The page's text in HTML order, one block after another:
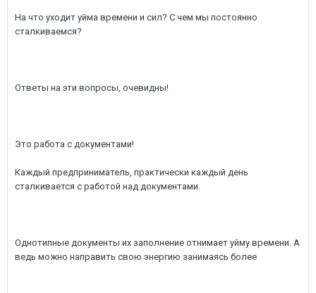
На что уходит уйма времени и сил? С чем мы постоянно
сталкиваемся?
Ответы на эти вопросы, очевидны!
Это работа с документами!
Каждый предприниматель, практически каждый день
сталкивается с работой над документами.
Однотипные документы их заполнение отнимает уйму времени. А
ведь можно направить свою энергию занимаясь более